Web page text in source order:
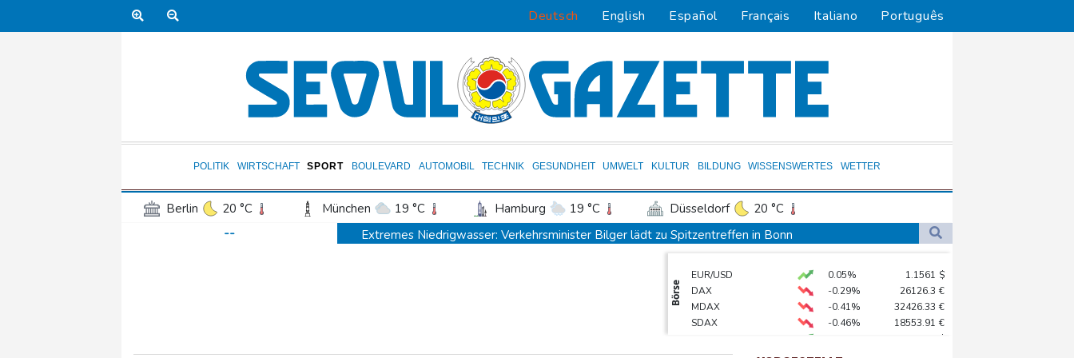
Deutsch English Español Français Italiano Português
POLITIK WIRTSCHAFT SPORT BOULEVARD AUTOMOBIL TECHNIK GESUNDHEIT UMWELT KULTUR BILDUNG WISSENSWERTES WETTER
Berlin 20 °C München 19 °C Hamburg 19 °C Düsseldorf
20 °C
Frankfurt am Main
Potsdam 20 °C Leipzig 21 °C Dortmund
Bremen
Wien
--
Extremes Niedrigwasser: Verkehrsminister Bilger lädt zu Spitzentreffen in Bonn
Urteil in Prozess um tödlichen Autoanschlag auf Verdi-Demonstration in München
Vorwurf der Preisabsprache: Drei US-Produzenten müssen 53 Millionen Eier spenden
Investoren-Affäre: Fifa-Spitze stellt sich "uneingeschränkt" hinter Infantino
Börse
EUR/USD 0.05% 1.1561 $
DAX
-0.29% 26126.3 €
MDAX
-0.41% 32426.33 €
SDAX
-0.46% 18553.91 €
$
Euro STOXX 50
-0.15%